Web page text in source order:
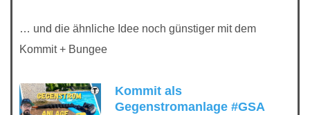
… und die ähnliche Idee noch günstiger mit dem
Kommit + Bungee
Kommit als
Gegenstromanlage #GSA